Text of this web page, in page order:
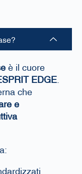
è il cuore
EDGE
che
e